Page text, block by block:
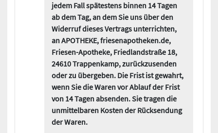
jedem Fall spätestens binnen 14 Tagen
ab dem Tag, an dem Sie uns über den
Widerruf dieses Vertrags unterrichten,
an APOTHEKE, friesenapotheken.de,
Friesen-Apotheke, Friedlandstraße 18,
24610 Trappenkamp, zurückzusenden
oder zu übergeben. Die Frist ist gewahrt,
wenn Sie die Waren vor Ablauf der Frist
von 14 Tagen absenden. Sie tragen die
unmittelbaren Kosten der Rücksendung
der Waren.